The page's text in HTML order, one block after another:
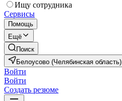
Ищу сотрудника
Сервисы
Помощь
Ещё
Поиск
Белоусово (Челябинская область)
Войти
Войти
Создать резюме